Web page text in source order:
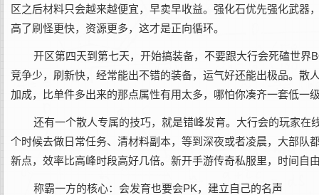
区之后材料只会越来越便宜，早卖早收益。强化石优先强化武
高了刷怪更快，资源更多，这才是正向循环。
开区第四天到第七天，开始搞装备，不要跟大行会死磕世
竞争少，刷新快，经常能出不错的装备，运气好还能出极品。散
加成，比单件多出来的那点属性有用太多，哪怕你凑齐一套低一
还有一个散人专属的技巧，就是错峰发育。大行会的玩家
个时候去做日常任务、清材料副本，等到深夜或者凌晨，大部队
新点，效率比高峰时段高好几倍。新开手游传奇私服里，时间自
称霸一方的核心：会发育也要会PK，建立自己的名声